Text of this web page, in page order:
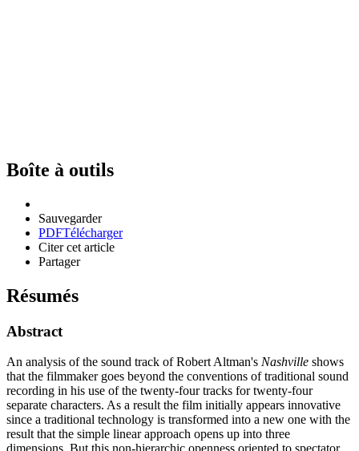
Boîte à outils
Sauvegarder
PDFTélécharger
Citer cet article
Partager
Résumés
Abstract
An analysis of the sound track of Robert Altman's Nashville shows
that the filmmaker goes beyond the conventions of traditional sound
recording in his use of the twenty-four tracks for twenty-four
separate characters. As a result the film initially appears innovative
since a traditional technology is transformed into a new one with the
result that the simple linear approach opens up into three